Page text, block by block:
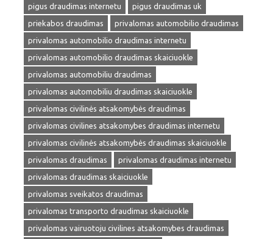
pigus draudimas internetu
pigus draudimas uk
priekabos draudimas
privalomas automobilio draudimas
privalomas automobilio draudimas internetu
privalomas automobilio draudimas skaiciuokle
privalomas automobiliu draudimas
privalomas automobiliu draudimas skaiciuokle
privalomas civilinės atsakomybės draudimas
privalomas civilines atsakomybes draudimas internetu
privalomas civilinės atsakomybės draudimas skaiciuokle
privalomas draudimas
privalomas draudimas internetu
privalomas draudimas skaiciuokle
privalomas sveikatos draudimas
privalomas transporto draudimas skaiciuokle
privalomas vairuotoju civilines atsakomybes draudimas